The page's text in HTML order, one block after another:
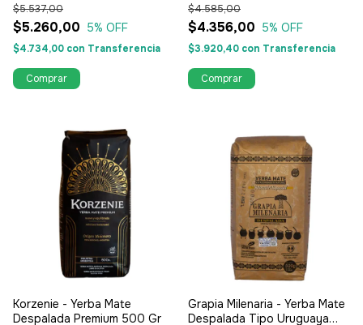
$5.260,00
$5.537,00
5% OFF
$4.734,00 con Transferencia
$4.356,00
$4.585,00
5% OFF
$3.920,40 con Transferencia
Korzenie - Yerba Mate
Despalada Premium 500 Gr
Grapia Milenaria - Yerba Mate
Despalada Tipo Uruguaya